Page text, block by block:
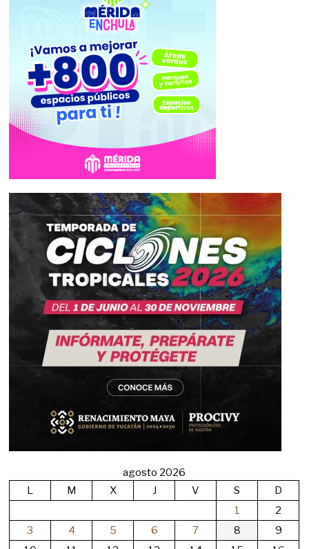
agosto 2026
L
M X J V S
D
1
2
3
4 5 6 7 8
9